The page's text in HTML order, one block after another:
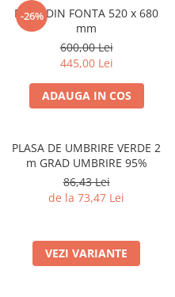
-26%
PLITA DIN FONTA 520 x 680
mm
600,00 Lei
445,00 Lei
ADAUGA IN COS
PLASA DE UMBRIRE VERDE 2
m GRAD UMBRIRE 95%
86,43 Lei
de la 73,47 Lei
VEZI VARIANTE